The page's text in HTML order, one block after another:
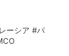
ーシア #パ